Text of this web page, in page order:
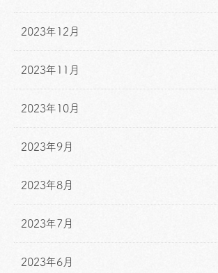
2023年12月
2023年11月
2023年10月
2023年9月
2023年8月
2023年7月
2023年6月